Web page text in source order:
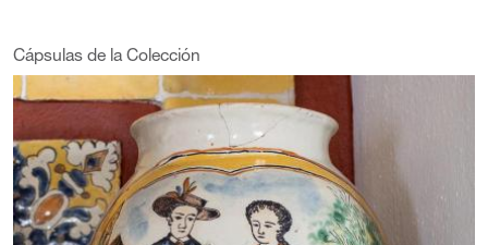
Cápsulas de la Colección